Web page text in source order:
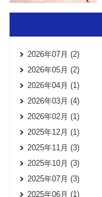
2026年07月 (2)
2026年05月 (2)
2026年04月 (1)
2026年03月 (4)
2026年02月 (1)
2025年12月 (1)
2025年11月 (3)
2025年10月 (3)
2025年07月 (3)
2025年06月 (1)